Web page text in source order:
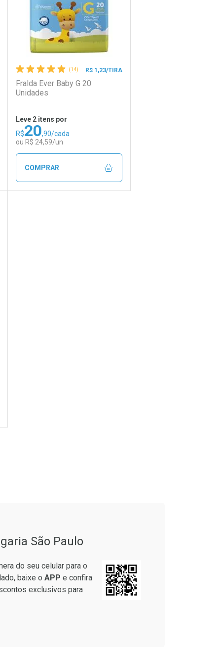
Ativar Desconto
Comprar sem Desconto
Comprar sem Desconto
(14) R$ 1,23/TIRA
Fralda Ever Baby G 20
Unidades
Leve 2 itens por
R$20,90/cada
ou R$ 24,59/un
COMPRAR
AOS FAVORITOS
São Paulo
do seu celular para o
baixe o APP e confira
exclusivos para